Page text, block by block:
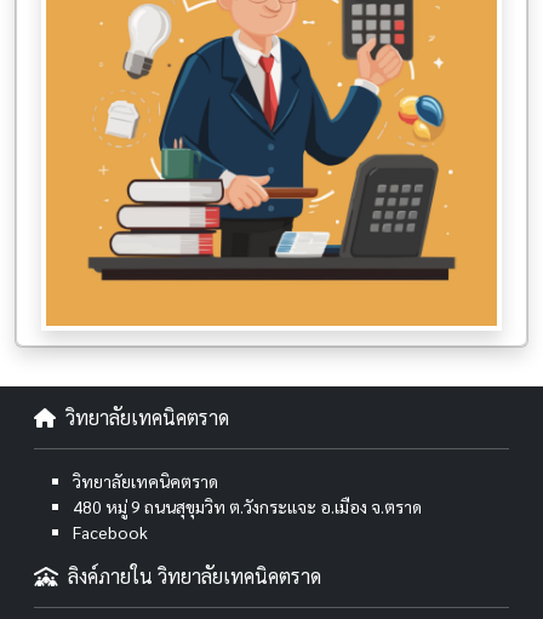
วิทยาลัยเทคนิคตราด
วิทยาลัยเทคนิคตราด
480 หมู่ 9 ถนนสุขุมวิท ต.วังกระแจะ อ.เมือง จ.ตราด
Facebook
ลิงค์ภายใน วิทยาลัยเทคนิคตราด